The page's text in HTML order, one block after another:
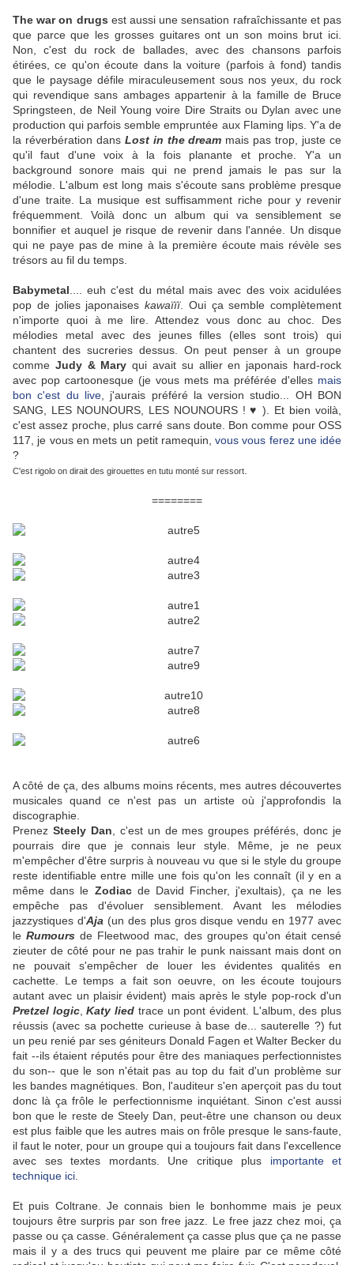
The war on drugs est aussi une sensation rafraîchissante et pas
que parce que les grosses guitares ont un son moins brut ici.
Non, c'est du rock de ballades, avec des chansons parfois
étirées, ce qu'on écoute dans la voiture (parfois à fond) tandis
que le paysage défile miraculeusement sous nos yeux, du rock
qui revendique sans ambages appartenir à la famille de Bruce
Springsteen, de Neil Young voire Dire Straits ou Dylan avec une
production qui parfois semble empruntée aux Flaming lips. Y'a de
la réverbération dans Lost in the dream mais pas trop, juste ce
qu'il faut d'une voix à la fois planante et proche. Y'a un
background sonore mais qui ne prend jamais le pas sur la
mélodie. L'album est long mais s'écoute sans problème presque
d'une traite. La musique est suffisamment riche pour y revenir
fréquemment. Voilà donc un album qui va sensiblement se
bonnifier et auquel je risque de revenir dans l'année. Un disque
qui ne paye pas de mine à la première écoute mais révèle ses
trésors au fil du temps.
Babymetal .... euh c'est du métal mais avec des voix acidulées
pop de jolies japonaises kawaïïï. Oui ça semble complètement
n'importe quoi à me lire. Attendez vous donc au choc. Des
mélodies metal avec des jeunes filles (elles sont trois) qui
chantent des sucreries dessus. On peut penser à un groupe
comme Judy & Mary qui avait su allier en japonais hard-rock
avec pop cartoonesque (je vous mets ma préférée d'elles mais
bon c'est du live, j'aurais préféré la version studio... OH BON
SANG, LES NOUNOURS, LES NOUNOURS ! ♥ ). Et bien voilà,
c'est assez proche, plus carré sans doute. Bon comme pour OSS
117, je vous en mets un petit ramequin, vous vous ferez une idée
?
C'est rigolo on dirait des girouettes en tutu monté sur ressort
========
A côté de ça, des albums moins récents, mes autres découvertes
musicales quand ce n'est pas un artiste où j'approfondis la
discographie.
Prenez Steely Dan , c'est un de mes groupes préférés, donc je
pourrais dire que je connais leur style. Même, je ne peux
m'empêcher d'être surpris à nouveau vu que si le style du groupe
reste identifiable entre mille une fois qu'on les connaît (il y en a
même dans le Zodiacde David Fincher, j'exultais), ça ne les
empêche pas d'évoluer sensiblement. Avant les mélodies
jazzystiques d'Aja (un des plus gros disque vendu en 1977 avec
leRumours de Fleetwood mac, des groupes qu'on était censé
zieuter de côté pour ne pas trahir le punk naissant mais dont on
ne pouvait s'empêcher de louer les évidentes qualités en
cachette. Le temps a fait son oeuvre, on les écoute toujours
autant avec un plaisir évident) mais après le style pop-rock d'un
Pretzel logic,Katy lied trace un pont évident. L'album, des plus
réussis (avec sa pochette curieuse à base de... sauterelle ?) fut
un peu renié par ses géniteurs Donald Fagen et Walter Becker du
fait --ils étaient réputés pour être des maniaques perfectionnistes
du son-- que le son n'était pas au top du fait d'un problème sur
les bandes magnétiques. Bon, l'auditeur s'en aperçoit pas du tout
donc là ça frôle le perfectionnisme inquiétant. Sinon c'est aussi
bon que le reste de Steely Dan, peut-être une chanson ou deux
est plus faible que les autres mais on frôle presque le sans-faute,
il faut le noter, pour un groupe qui a toujours fait dans l'excellence
avec ses textes mordants. Une critique plus importante et
technique ici
Et puis Coltrane. Je connais bien le bonhomme mais je peux
toujours être surpris par son free jazz. Le free jazz chez moi, ça
passe ou ça casse. Généralement ça casse plus que ça ne passe
mais il y a des trucs qui peuvent me plaire par ce même côté